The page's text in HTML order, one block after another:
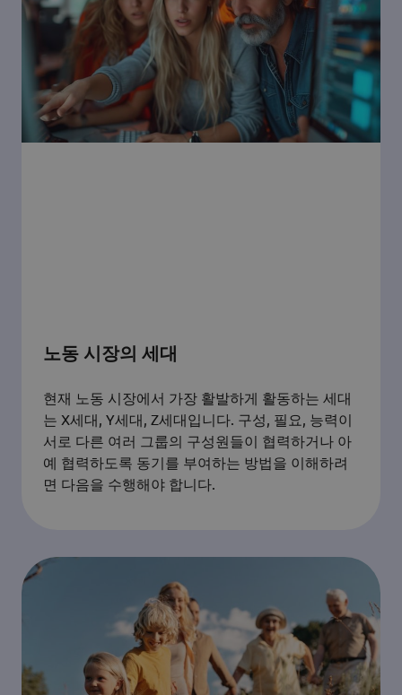
노동 시장의 세대
현재 노동 시장에서 가장 활발하게 활동하는 세대
는 X세대, Y세대, Z세대입니다. 구성, 필요, 능력이
서로 다른 여러 그룹의 구성원들이 협력하거나 아
예 협력하도록 동기를 부여하는 방법을 이해하려
면 다음을 수행해야 합니다.